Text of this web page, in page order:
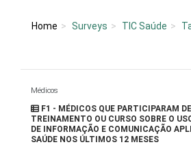
Home Surveys TIC Saúde
Médicos
F1 - MÉDICOS QUE PARTICIPARAM
TREINAMENTO OU CURSO SOBRE O
DE INFORMAÇÃO E COMUNICAÇÃO
SAÚDE NOS ÚLTIMOS 12 MESES